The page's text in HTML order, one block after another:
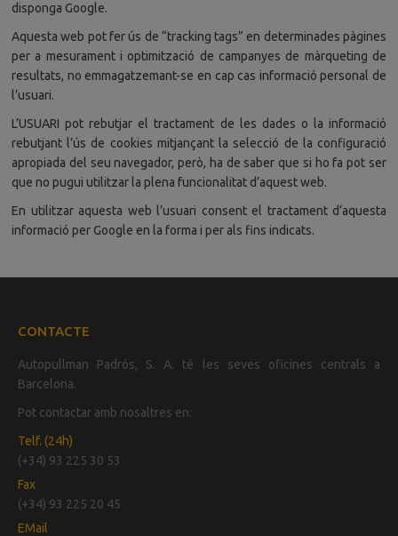
disponga Google.
Aquesta web pot fer ús de “tracking tags” en determinades pàgines
per a mesurament i optimització de campanyes de màrqueting de
resultats, no emmagatzemant-se en cap cas informació personal de
l’usuari.
L’USUARI pot rebutjar el tractament de les dades o la informació
rebutjant l’ús de cookies mitjançant la selecció de la configuració
apropiada del seu navegador, però, ha de saber que si ho fa pot ser
que no pugui utilitzar la plena funcionalitat d’aquest web.
En utilitzar aquesta web l’usuari consent el tractament d’aquesta
informació per Google en la forma i per als fins indicats.
CONTACTE
Autopullman Padrós, S. A. té les seves oficines centrals a
Barcelona.
Pot contactar amb nosaltres en:
Telf. (24h)
(+34) 93 225 30 53
Fax
(+34) 93 225 20 45
EMail